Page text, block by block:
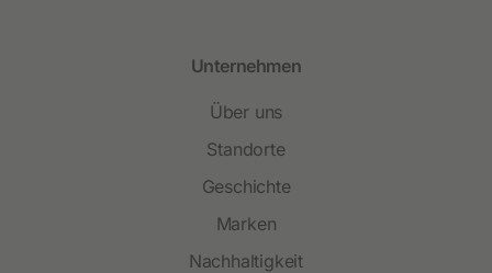
Unternehmen
Über uns
Standorte
Geschichte
Marken
Nachhaltigkeit